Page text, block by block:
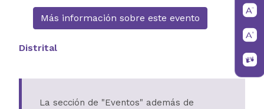
Más información sobre este evento
Distrital
La sección de "Eventos" además de